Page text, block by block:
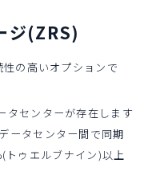
ジ(ZRS)
性の高いオプションで
タセンターが存在します
ータセンター間で同期
トゥエルブナイン)以上